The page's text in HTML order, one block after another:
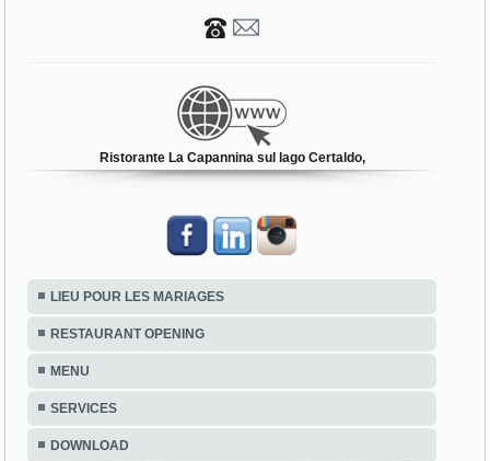
Ristorante La Capannina sul lago Certaldo,
LIEU POUR LES MARIAGES
RESTAURANT OPENING
MENU
SERVICES
DOWNLOAD